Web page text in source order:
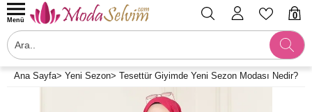
0
Menü
Ana Sayfa> Yeni Sezon> Tesettür Giyimde Yeni Sezon Modası Nedir?